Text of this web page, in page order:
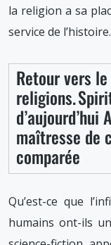
la religion a sa
service de
Retour vers
religions.
maîtresse de
comparée
Qu’est-ce que
humains ont-ils